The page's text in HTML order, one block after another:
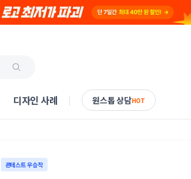
디자인 사례 원스톱 상담HOT
콘테스트 우승작